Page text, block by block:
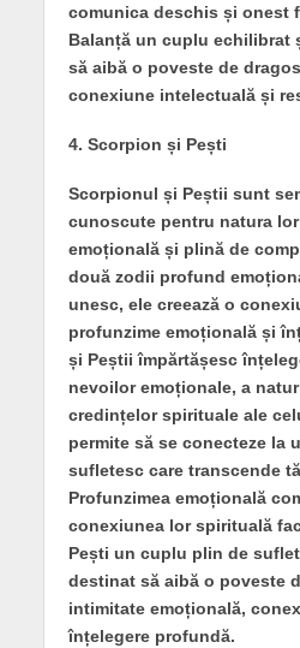
comunica deschis și onest
Balanță un cuplu echilibrat
să aibă o poveste de
conexiune intelectuală și
4. Scorpion și Pești
Scorpionul și Peștii sunt
cunoscute pentru natura
emoțională și plină de
două zodii profund
unesc, ele creează o
profunzime emoțională și
și Peștii împărtășesc
nevoilor emoționale, a
credințelor spirituale ale
permite să se conecteze la
sufletesc care transcende
Profunzimea emoțională
conexiunea lor spirituală
Pești un cuplu plin de
destinat să aibă o poveste
intimitate emoțională,
înțelegere profundă.